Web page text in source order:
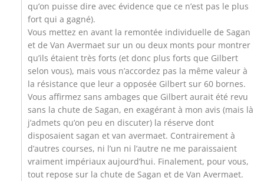
qu’on puisse dire avec évidence que ce n’est pas le plus
fort qui a gagné).
Vous mettez en avant la remontée individuelle de Sagan
et de Van Avermaet sur un ou deux monts pour montrer
qu’ils étaient très forts (et donc plus forts que Gilbert
selon vous), mais vous n’accordez pas la même valeur à
la résistance que leur a opposée Gilbert sur 60 bornes.
Vous affirmez sans ambages que Gilbert aurait été revu
sans la chute de Sagan, en exagérant à mon avis (mais là
j’admets qu’on peu en discuter) la réserve dont
disposaient sagan et van avermaet. Contrairement à
d’autres courses, ni l’un ni l’autre ne me paraissaient
vraiment impériaux aujourd’hui. Finalement, pour vous,
tout repose sur la chute de Sagan et de Van Avermaet.